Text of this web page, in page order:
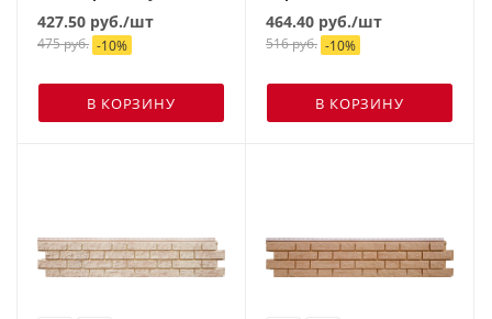
427.50 руб./шт
475руб. -10%
В КОРЗИНУ
464.40 руб./шт
516руб. -10%
В КОРЗИНУ